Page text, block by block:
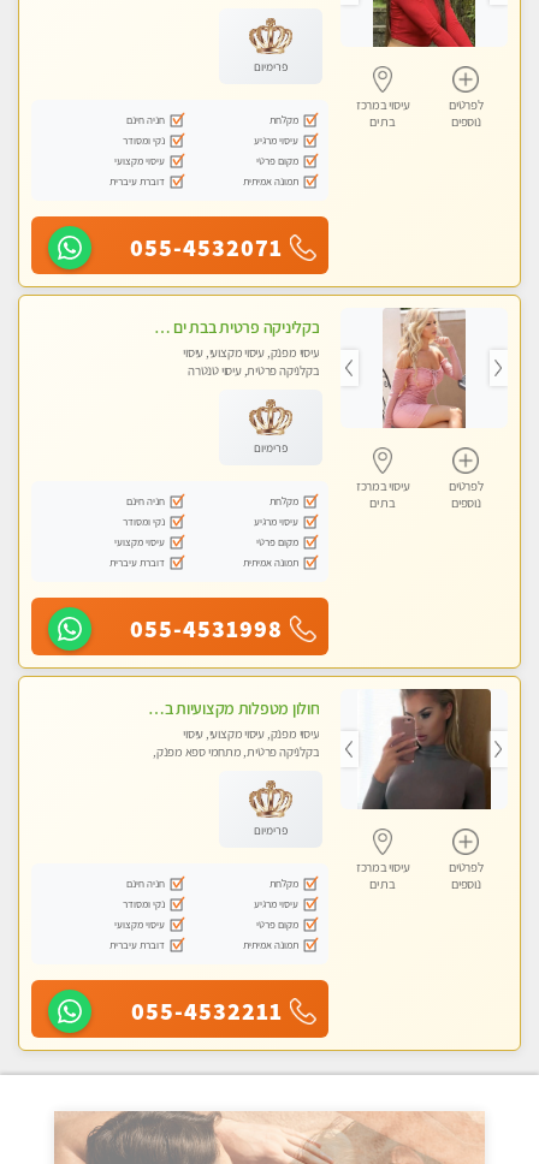
לפרטים
נוספים
עיסוי במרכז
בת ים
פרימיום
מקלחת
חניה חינם
עיסוי מרגיע
נקי ומסודר
מקום פרטי
עיסוי מקצועי
תמונה אמיתית
דוברת עיברית
055-4532071
לפרטים
נוספים
עיסוי במרכז
בת ים
בקליניקה פרטית בבת ים עיסוי לחידוש אנרגיות עיסוי מקצועי מומלץ מאוד ללא מין !!
עיסוי מפנק, עיסוי מקצועי, עיסוי
בקלניקה פרטית, עיסוי טנטרה
פרימיום
מקלחת
חניה חינם
עיסוי מרגיע
נקי ומסודר
מקום פרטי
עיסוי מקצועי
תמונה אמיתית
דוברת עיברית
055-4531998
לפרטים
נוספים
עיסוי במרכז
בת ים
חולון מטפלות מקצועיות ברמה גבוהה מומלץ מאוד !!! . . highly recommended..new in the city -אין פרטים נוספים במקום -ללא מין !!
עיסוי מפנק, עיסוי מקצועי, עיסוי
בקלניקה פרטית, מתחמי ספא מפנק,
פרימיום
מקלחת
חניה חינם
עיסוי מרגיע
נקי ומסודר
מקום פרטי
עיסוי מקצועי
תמונה אמיתית
דוברת עיברית
055-4532211